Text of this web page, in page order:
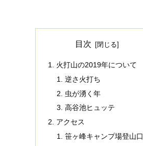
目次
火打山の2019年について
逆さ火打ち
虫が湧く年
高谷池ヒュッテ
アクセス
笹ヶ峰キャンプ場登山口